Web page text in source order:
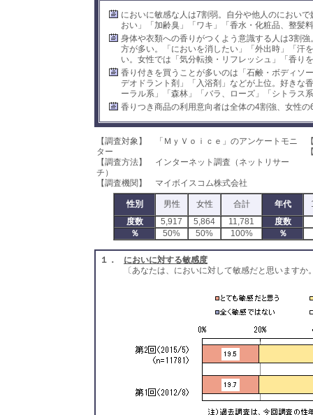
においに敏感な人は7割弱。自分や他人のにおい
おい」「加齢臭」「ワキ」「香水・化粧品、整髪
身体や衣類への香りがつくよう意識する人は3割
方が多い。「においを消したい」「外出時」「汗
い。女性では「気分転換・リフレッシュ」「香り
香り付きを買うことが多いのは「石鹸・ボディソ
デオドラント剤」「入浴剤」などが上位。好きな
ーラル系」「森林」「バラ、ローズ」「シトラス
香りつき商品の利用意向者は全体の4割強、女性の
【調査対象】 「ＭｙＶｏｉｃｅ」のアンケートモニ
ター
【調査方法】 インターネット調査（ネットリサー
チ）
【調査機関】 マイボイスコム株式会社
性別 男性 女性 合計 年代
度数
5,917 5,864 11,781
度数
％
50% 50% 100% ％
１．
においに対する敏感度
〔あなたは、においに対して敏感だと思います